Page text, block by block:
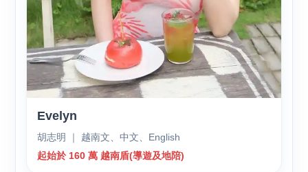
Evelyn
胡志明 ｜ 越南文、中文、English
起始於 160 萬 越南盾(導遊及地陪)